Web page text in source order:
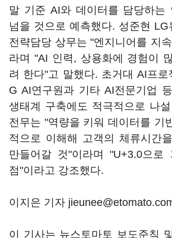
말 기준 AI와 데이터를 담당하는
넘을 것으로 예측했다. 성준현
전략담당 상무는 "엔지니어를 지
라며 "AI 인력, 상용화에 경험이
려 한다"고 말했다. 초거대 AI프
G AI연구원과 기타 AI전문기업
생태계 구축에도 적극적으로 나
전무는 "역량을 키워 데이터를 기
적으로 이해해 고객의 체류시간
만들어갈 것"이라며 "U+3.0으
점"이라고 강조했다.
이지은 기자
이 기사는 뉴스토마토 보도준칙